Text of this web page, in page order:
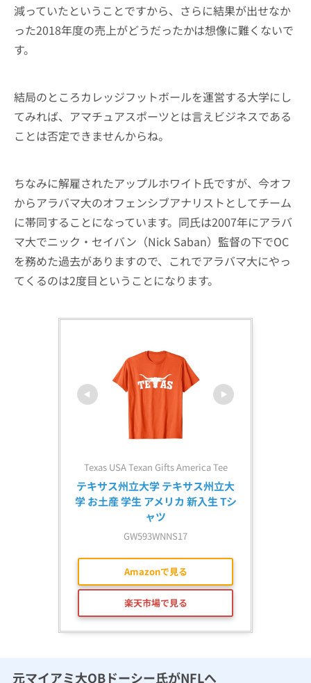
減っていたということですから、さらに結果が出せなか
った2018年度の売上がどうだったかは想像に難くないで
す。
結局のところカレッジフットボールを運営する大学にし
てみれば、アマチュアスポーツとは言えビジネスである
ことは否定できませんからね。
ちなみに解雇されたアップルホワイト氏ですが、今オフ
からアラバマ大のオフェンシブアナリストとしてチーム
に帯同することになっています。同氏は2007年にアラバ
マ大でニック・セイバン（Nick Saban）監督の下でOC
を務めた過去がありますので、これでアラバマ大にやっ
てくるのは2度目ということになります。
Texas USA Texan Gifts America Tee
テキサス州立大学 テキサス州立大
学 お土産 学生 アメリカ 新入生 Tシ
ャツ
GW593WNNS17
Amazonで見る
楽天市場で見る
元マイアミ大QBドーシー氏がNFLへ